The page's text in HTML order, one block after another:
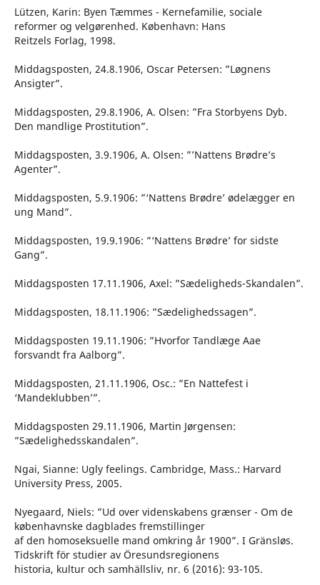
Lützen, Karin: Byen Tæmmes - Kernefamilie, sociale
reformer og velgørenhed. København: Hans
Reitzels Forlag, 1998.
Middagsposten, 24.8.1906, Oscar Petersen: ”Løgnens
Ansigter”.
Middagsposten, 29.8.1906, A. Olsen: ”Fra Storbyens Dyb.
Den mandlige Prostitution”.
Middagsposten, 3.9.1906, A. Olsen: ”’Nattens Brødre’s
Agenter”.
Middagsposten, 5.9.1906: ”‘Nattens Brødre’ ødelægger en
ung Mand”.
Middagsposten, 19.9.1906: ”‘Nattens Brødre’ for sidste
Gang”.
Middagsposten 17.11.1906, Axel: ”Sædeligheds-Skandalen”.
Middagsposten, 18.11.1906: ”Sædelighedssagen”.
Middagsposten 19.11.1906: ”Hvorfor Tandlæge Aae
forsvandt fra Aalborg”.
Middagsposten, 21.11.1906, Osc.: ”En Nattefest i
‘Mandeklubben’”.
Middagsposten 29.11.1906, Martin Jørgensen:
”Sædelighedsskandalen”.
Ngai, Sianne: Ugly feelings. Cambridge, Mass.: Harvard
University Press, 2005.
Nyegaard, Niels: ”Ud over videnskabens grænser - Om de
københavnske dagblades fremstillinger
af den homoseksuelle mand omkring år 1900”. I Gränsløs.
Tidskrift för studier av Öresundsregionens
historia, kultur och samhällsliv, nr. 6 (2016): 93-105.